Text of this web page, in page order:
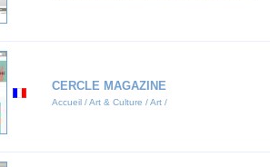
CERCLE MAGAZINE
Accueil / Art & Culture / Art /